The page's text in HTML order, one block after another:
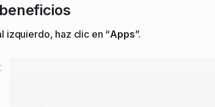
izquierdo, haz clic en “Apps”.